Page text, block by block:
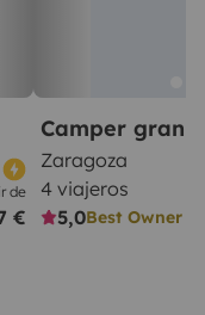
de
€
Camper gran
Zaragoza
4 viajeros
5,0Best Owner